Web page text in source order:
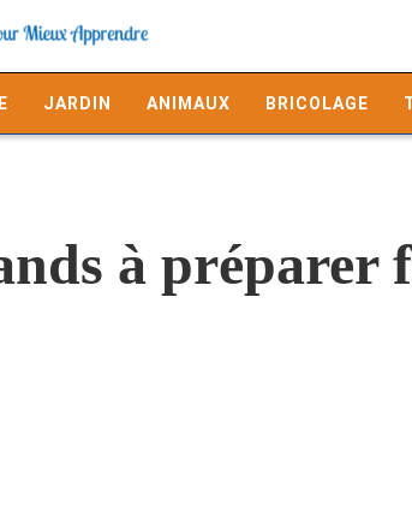
JARDIN ANIMAUX BRICOLAGE
à préparer